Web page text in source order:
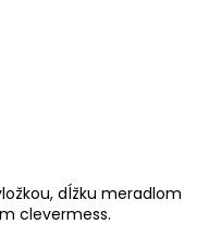
dĺžku meradlom
clevermess.